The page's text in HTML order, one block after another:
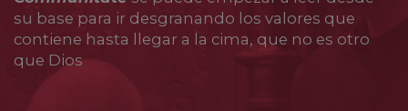
cristiana. Es el patrón de aquellos antiguos
oficios que se servían del fuego: carboneros,
alfareros, vidrieros, panaderos y cocineros;
también de los bomberos, de los libreros y de
su base para ir desgranando los valores que
contiene hasta llegar a la cima, que no es otro
que Dios